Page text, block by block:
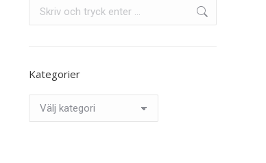
Kategorier